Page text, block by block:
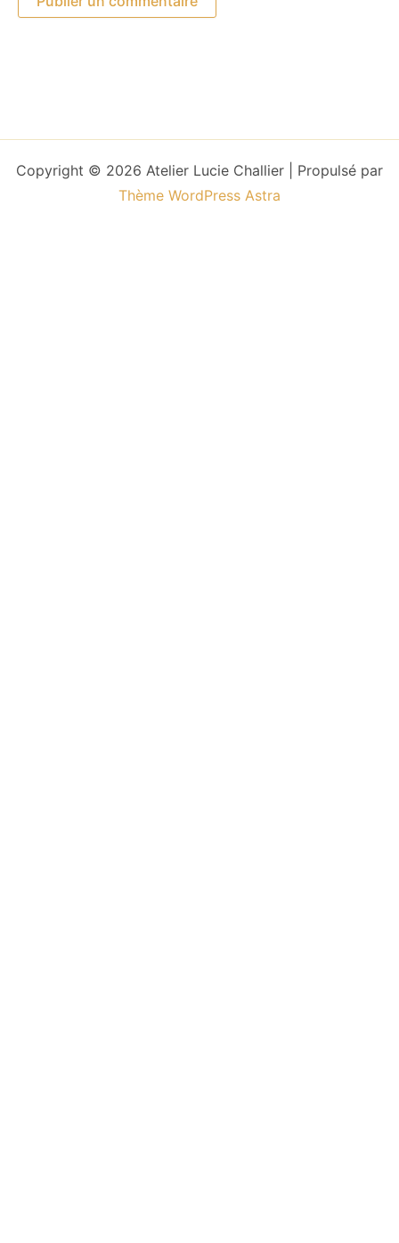
Copyright © 2026 Atelier Lucie Challier | Propulsé par
Thème WordPress Astra